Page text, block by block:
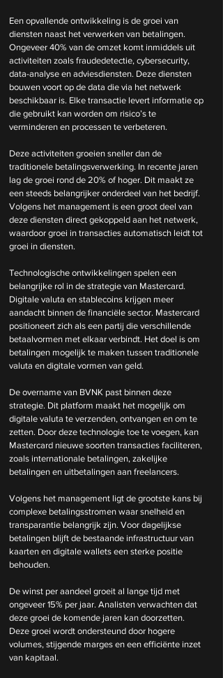
Een opvallende ontwikkeling is de groei van
diensten naast het verwerken van betalingen.
Ongeveer 40% van de omzet komt inmiddels uit
activiteiten zoals fraudedetectie, cybersecurity,
data-analyse en adviesdiensten. Deze diensten
bouwen voort op de data die via het netwerk
beschikbaar is. Elke transactie levert informatie op
die gebruikt kan worden om risico’s te
verminderen en processen te verbeteren.
Deze activiteiten groeien sneller dan de
traditionele betalingsverwerking. In recente jaren
lag de groei rond de 20% of hoger. Dit maakt ze
een steeds belangrijker onderdeel van het bedrijf.
Volgens het management is een groot deel van
deze diensten direct gekoppeld aan het netwerk,
waardoor groei in transacties automatisch leidt tot
groei in diensten.
Technologische ontwikkelingen spelen een
belangrijke rol in de strategie van Mastercard.
Digitale valuta en stablecoins krijgen meer
aandacht binnen de financiële sector. Mastercard
positioneert zich als een partij die verschillende
betaalvormen met elkaar verbindt. Het doel is om
betalingen mogelijk te maken tussen traditionele
valuta en digitale vormen van geld.
De overname van BVNK past binnen deze
strategie. Dit platform maakt het mogelijk om
digitale valuta te verzenden, ontvangen en om te
zetten. Door deze technologie toe te voegen, kan
Mastercard nieuwe soorten transacties faciliteren,
zoals internationale betalingen, zakelijke
betalingen en uitbetalingen aan freelancers.
Volgens het management ligt de grootste kans bij
complexe betalingsstromen waar snelheid en
transparantie belangrijk zijn. Voor dagelijkse
betalingen blijft de bestaande infrastructuur van
kaarten en digitale wallets een sterke positie
behouden.
De winst per aandeel groeit al lange tijd met
ongeveer 15% per jaar. Analisten verwachten dat
deze groei de komende jaren kan doorzetten.
Deze groei wordt ondersteund door hogere
volumes, stijgende marges en een efficiënte inzet
van kapitaal.